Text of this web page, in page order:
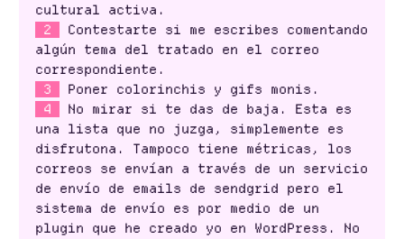
cultural activa.
2
Contestarte si me escribes comentando
algún tema del tratado en el correo
correspondiente.
3
Poner colorinchis y gifs monis.
4
No mirar si te das de baja. Esta es
una lista que no juzga, simplemente es
disfrutona. Tampoco tiene métricas, los
correos se envían a través de un servicio
de envío de emails de sendgrid pero el
sistema de envío es por medio de un
plugin que he creado yo en WordPress. No